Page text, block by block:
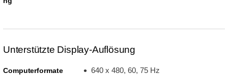
Unterstützte Display-Auflösung
Computerformate
640 x 480, 60, 75 Hz